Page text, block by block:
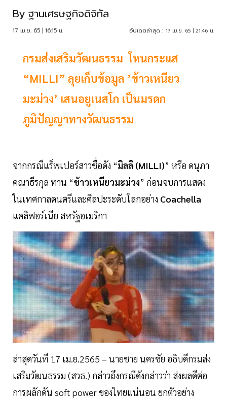
By ฐานเศรษฐกิจดิจิทัล
17 เม.ย. 65 | 16:15 น. อัปเดตล่าสุด : 17 เม.ย. 65 | 21:46 น.
กรมส่งเสริมวัฒนธรรม โหนกระแส
“MILLI” ลุยเก็บข้อมูล ’ข้าวเหนียว
มะม่วง’ เสนอยูเนสโก เป็นมรดก
ภูมิปัญญาทางวัฒนธรรม
จากกรณีแร็พเปอร์สาวชื่อดัง “มิลลิ (MILLI)” หรือ ดนุภา
คณาธีรกุล ทาน “ข้าวเหนียวมะม่วง” ก่อนจบการแสดง
ในเทศกาลดนตรีและศิลปะระดับโลกอย่าง Coachella
แคลิฟอร์เนีย สหรัฐอเมริกา
ล่าสุดวันที 17 เม.ย.2565 – นายชาย นครชัย อธิบดีกรมส่ง
เสริมวัฒนธรรม (สวธ.) กล่าวถึงกรณีดังกล่าวว่า ส่งผลดีต่อ
การผลักดัน soft power ของไทยแน่นอน ยกตัวอย่าง